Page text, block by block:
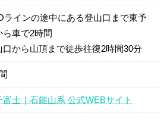
ラインの途中にある登山口まで東予
ら車で2時間
口から山頂まで徒歩往復2時間30分
富士｜石鎚山系 公式WEBサイト